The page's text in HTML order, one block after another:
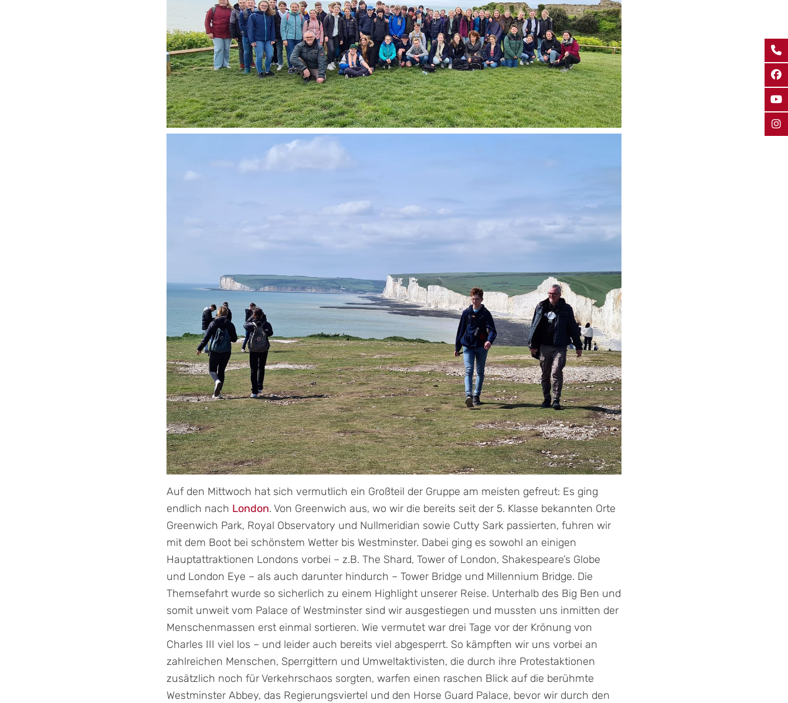
Auf den Mittwoch hat sich vermutlich ein Großteil der Gruppe am meisten gefreut: Es ging
endlich nach London. Von Greenwich aus, wo wir die bereits seit der 5. Klasse bekannten Orte
Greenwich Park, Royal Observatory und Nullmeridian sowie Cutty Sark passierten, fuhren wir
mit dem Boot bei schönstem Wetter bis Westminster. Dabei ging es sowohl an einigen
Hauptattraktionen Londons vorbei – z.B. The Shard, Tower of London, Shakespeare’s Globe
und London Eye – als auch darunter hindurch – Tower Bridge und Millennium Bridge. Die
Themsefahrt wurde so sicherlich zu einem Highlight unserer Reise. Unterhalb des Big Ben und
somit unweit vom Palace of Westminster sind wir ausgestiegen und mussten uns inmitten der
Menschenmassen erst einmal sortieren. Wie vermutet war drei Tage vor der Krönung von
Charles III viel los – und leider auch bereits viel abgesperrt. So kämpften wir uns vorbei an
zahlreichen Menschen, Sperrgittern und Umweltaktivisten, die durch ihre Protestaktionen
zusätzlich noch für Verkehrschaos sorgten, warfen einen raschen Blick auf die berühmte
Westminster Abbey, das Regierungsviertel und den Horse Guard Palace, bevor wir durch den